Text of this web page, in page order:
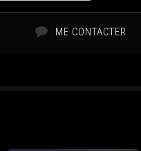
ME CONTACTER